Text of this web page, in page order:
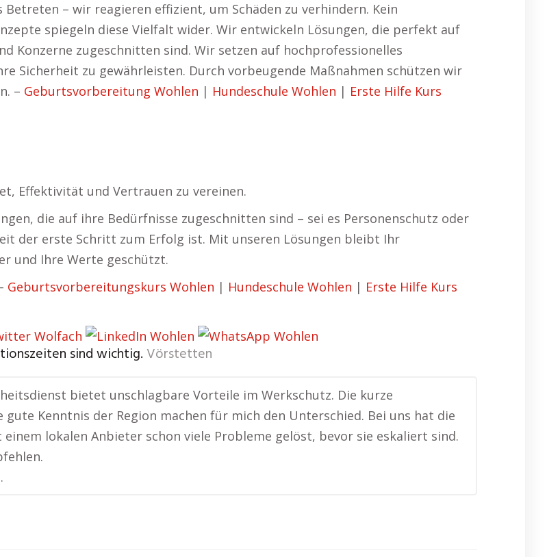
– wir reagieren effizient, um Schäden zu verhindern. Kein
spiegeln diese Vielfalt wider. Wir entwickeln Lösungen, die perfekt auf
Konzerne zugeschnitten sind. Wir setzen auf hochprofessionelles
Sicherheit zu gewährleisten. Durch vorbeugende Maßnahmen schützen wir
– Geburtsvorbereitung Wohlen | Hundeschule Wohlen | Erste Hilfe Kurs
Effektivität und Vertrauen zu vereinen.
die auf ihre Bedürfnisse zugeschnitten sind – sei es Personenschutz oder
der erste Schritt zum Erfolg ist. Mit unseren Lösungen bleibt Ihr
und Ihre Werte geschützt.
Geburtsvorbereitungskurs Wohlen | Hundeschule Wohlen | Erste Hilfe Kurs
sind wichtig. Vörstetten
bietet unschlagbare Vorteile im Werkschutz. Die kurze
gute Kenntnis der Region machen für mich den Unterschied. Bei uns hat die
lokalen Anbieter schon viele Probleme gelöst, bevor sie eskaliert sind.